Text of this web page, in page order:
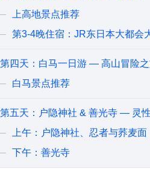
上高地景点推荐
第3-4晚住宿：JR东日本大都会
第四天：白马一日游 — 高山冒险
白马景点推荐
第五天：户隐神社 & 善光寺 — 灵
上午：户隐神社、忍者与荞麦面
下午：善光寺